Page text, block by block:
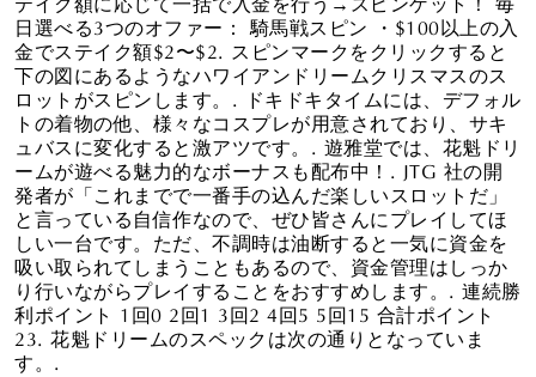
日選べる3つのオファー： 騎馬戦スピン ・$100以上の入
金でステイク額$2〜$2. スピンマークをクリックすると
下の図にあるようなハワイアンドリームクリスマスのス
ロットがスピンします。. ドキドキタイムには、デフォル
トの着物の他、様々なコスプレが用意されており、サキ
ュバスに変化すると激アツです。. 遊雅堂では、花魁ドリ
ームが遊べる魅力的なボーナスも配布中！. JTG 社の開
発者が「これまでで一番手の込んだ楽しいスロットだ」
と言っている自信作なので、ぜひ皆さんにプレイしてほ
しい一台です。ただ、不調時は油断すると一気に資金を
吸い取られてしまうこともあるので、資金管理はしっか
り行いながらプレイすることをおすすめします。. 連続勝
利ポイント 1回0 2回1 3回2 4回5 5回15 合計ポイント
23. 花魁ドリームのスペックは次の通りとなっていま
す。.